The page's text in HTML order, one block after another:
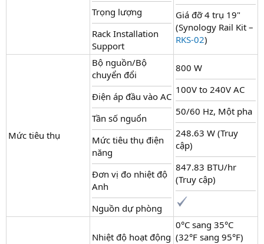
Trọng lượng
Rack Installation
Support
Giá đỡ 4 trụ 19"
(Synology Rail Kit –
RKS-02)
Mức tiêu thụ
Bộ nguồn/Bộ
chuyển đổi
Điện áp đầu vào AC
Tần số nguổn
Mức tiêu thụ điện
năng
Đơn vị đo nhiệt độ
Anh
Nguồn dự phòng
800 W
100V to 240V AC
50/60 Hz, Một pha
248.63 W (Truy
cập)
847.83 BTU/hr
(Truy cập)
Nhiệt độ hoạt động
0°C sang 35°C
(32°F sang 95°F)